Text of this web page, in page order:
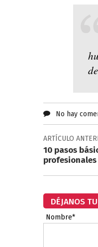
No hay
ARTÍCULO
10 pasos
DÉJANOS
Nombre*